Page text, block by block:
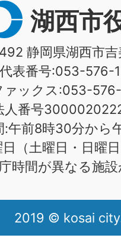
湖西市
静岡県湖西市
代表番号:053-576-
ァックス:053-576-
人番号
:午前8時30分から
（土曜日・日曜
時間が異なる施
2019 © kosai